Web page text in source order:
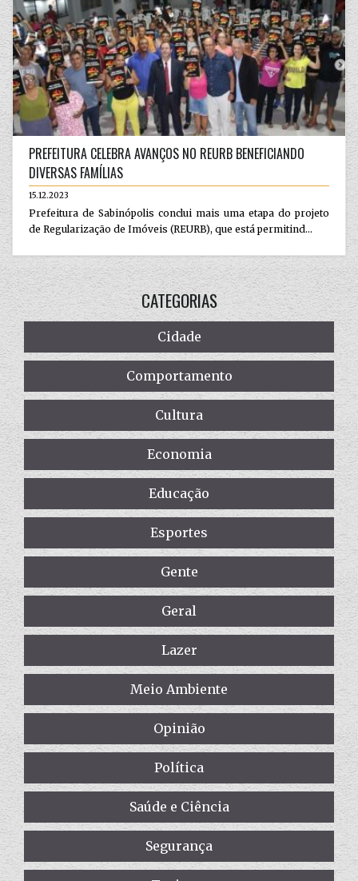
PREFEITURA CELEBRA AVANÇOS NO REURB BENEFICIANDO
DIVERSAS FAMÍLIAS
15.12.2023
Prefeitura de Sabinópolis conclui mais uma etapa do projeto
de Regularização de Imóveis (REURB), que está permitind...
CATEGORIAS
Cidade
Comportamento
Cultura
Economia
Educação
Esportes
Gente
Geral
Lazer
Meio Ambiente
Opinião
Política
Saúde e Ciência
Segurança